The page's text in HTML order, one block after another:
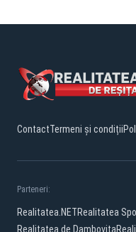
ContactTermeni și condiții
Parteneri:
Realitatea.NETRealitatea
Realitatea de Dambovita